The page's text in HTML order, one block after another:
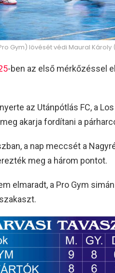
Gym) lövését védi Maural
-ben az első mérkőzéssel
az Utánpótlás FC, a
akarja fordítani a
a nap meccsét a
meg a három pontot.
elmaradt, a Pro Gym